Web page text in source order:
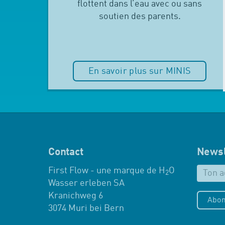
flottent dans l’eau avec ou sans
soutien des parents.
En savoir plus sur MINIS
Contact
First Flow - une marque de H 2O
Wasser erleben SA
Kranichweg 6
3074 Muri bei Bern